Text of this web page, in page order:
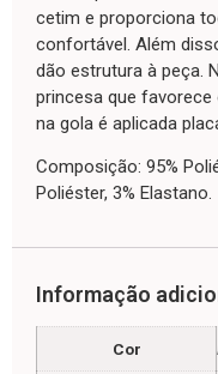
cetim e proporciona
confortável. Além
dão estrutura à peça.
princesa que
na gola é aplicada
Composição: 95%
Poliéster, 3% Elastano.
Informação
Cor